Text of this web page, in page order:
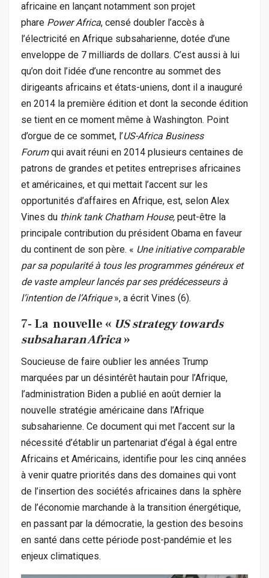
africaine en lançant notamment son projet
phare Power Africa, censé doubler l’accès à
l’électricité en Afrique subsaharienne, dotée d’une
enveloppe de 7 milliards de dollars. C’est aussi à lui
qu’on doit l’idée d’une rencontre au sommet des
dirigeants africains et états-uniens, dont il a inauguré
en 2014 la première édition et dont la seconde édition
se tient en ce moment même à Washington. Point
d’orgue de ce sommet, l’US-Africa Business
Forumqui avait réuni en 2014 plusieurs centaines de
patrons de grandes et petites entreprises africaines
et américaines, et qui mettait l’accent sur les
opportunités d’affaires en Afrique, est, selon Alex
Vines du think tank Chatham House, peut-être la
principale contribution du président Obama en faveur
du continent de son père. « Une initiative comparable
par sa popularité à tous les programmes généreux et
de vaste ampleur lancés par ses prédécesseurs à
l’intention de l’Afrique», a écrit Vines (6).
7- La nouvelle « US strategy towards
subsaharan Africa»
Soucieuse de faire oublier les années Trump
marquées par un désintérêt hautain pour l’Afrique,
l’administration Biden a publié en août dernier la
nouvelle stratégie américaine dans l’Afrique
subsaharienne. Ce document qui met l’accent sur la
nécessité d’établir un partenariat d’égal à égal entre
Africains et Américains, identifie pour les cinq années
à venir quatre priorités dans des domaines qui vont
de l’insertion des sociétés africaines dans la sphère
de l’économie marchande à la transition énergétique,
en passant par la démocratie, la gestion des besoins
en santé dans cette période post-pandémie et les
enjeux climatiques.